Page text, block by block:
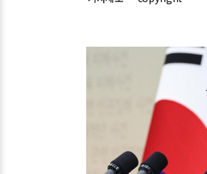
관련기사